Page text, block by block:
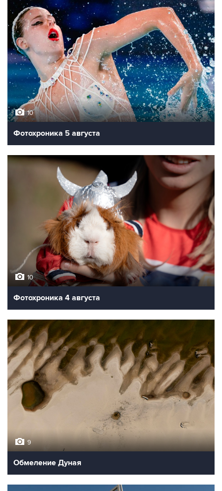
10
Фотохроника 5 августа
10
Фотохроника 4 августа
9
Обмеление Дуная